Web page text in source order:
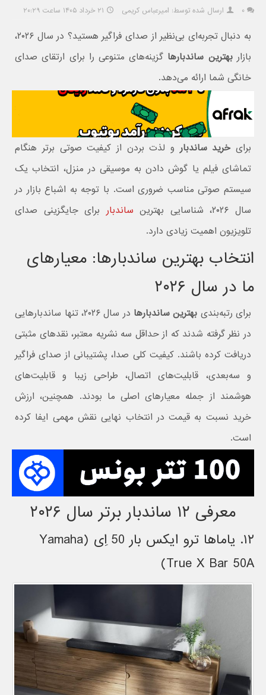
۰ ارسال شده توسط: امیرعباس کریمی ۲۱ خرداد ۱۴۰۵ ساعت ۲۰:۲۹
به دنبال تجربه‌ای بی‌نظیر از صدای فراگیر هستید؟ در سال ۲۰۲۶،
بازاربهترین ساندبارها گزینه‌های متنوعی را برای ارتقای صدای
خانگی شما ارائه می‌دهد.
برایخرید ساندبار و لذت بردن از کیفیت صوتی برتر هنگام
تماشای فیلم یا گوش دادن به موسیقی در منزل، انتخاب یک
سیستم صوتی مناسب ضروری است. با توجه به اشباع بازار در
سال ۲۰۲۶، شناسایی بهترین
ساندبار برای جایگزینی صدای
تلویزیون اهمیت زیادی دارد.
انتخاب بهترین ساندبارها: معیارهای
ما در سال ۲۰۲۶
برای رتبه‌بندی بهترین ساندبارها
در سال ۲۰۲۶، تنها ساندبارهایی
در نظر گرفته شدند که از حداقل سه نشریه معتبر، نقدهای مثبتی
دریافت کرده باشند. کیفیت کلی صدا، پشتیبانی از صدای فراگیر
و سه‌بعدی، قابلیت‌های اتصال، طراحی زیبا و قابلیت‌های
هوشمند از جمله معیارهای اصلی ما بودند. همچنین، ارزش
خرید نسبت به قیمت در انتخاب نهایی نقش مهمی ایفا کرده
است.
معرفی ۱۲ ساندبار برتر سال ۲۰۲۶
۱۲. یاماها ترو ایکس بار 50 اِی (Yamaha
True X Bar 50A)